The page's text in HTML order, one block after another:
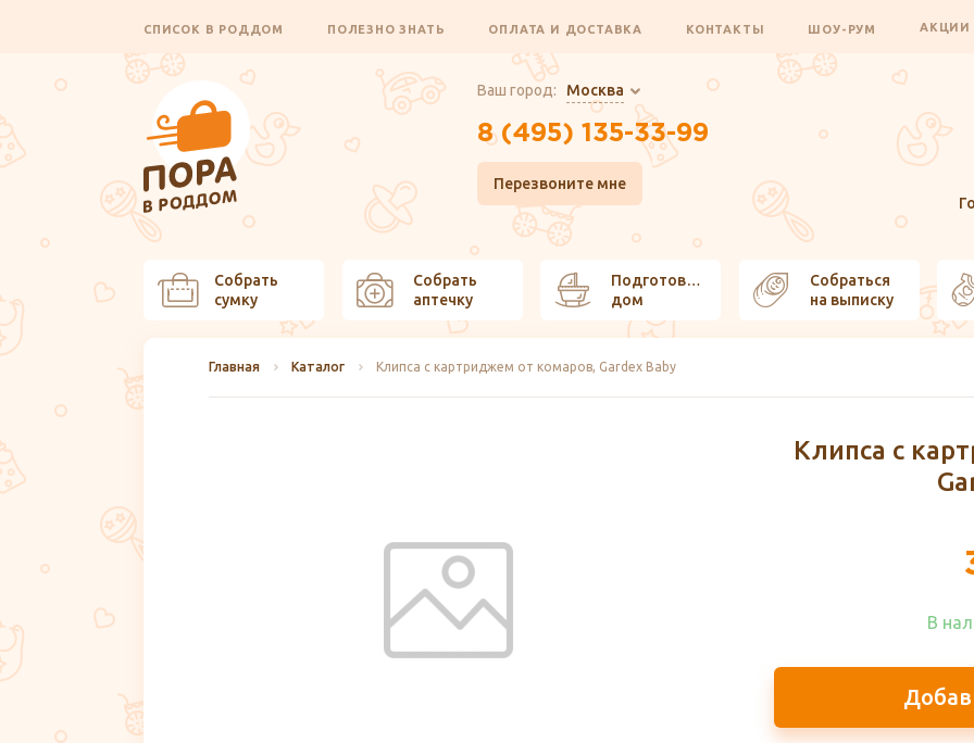
СПИСОК В РОДДОМ ПОЛЕЗНО ЗНАТЬ ОПЛАТА И ДОСТАВКА КОНТАКТЫ ШОУ-РУМ АКЦИИ
Ваш город: Москва
8 (495) 135-33-99
Перезвоните мне
Собрать
сумку
Собрать
аптечку
Подготовить
дом
Собраться
на выписку
Главная Каталог Клипса с картриджем от комаров, Gardex Baby
Клипса с
В